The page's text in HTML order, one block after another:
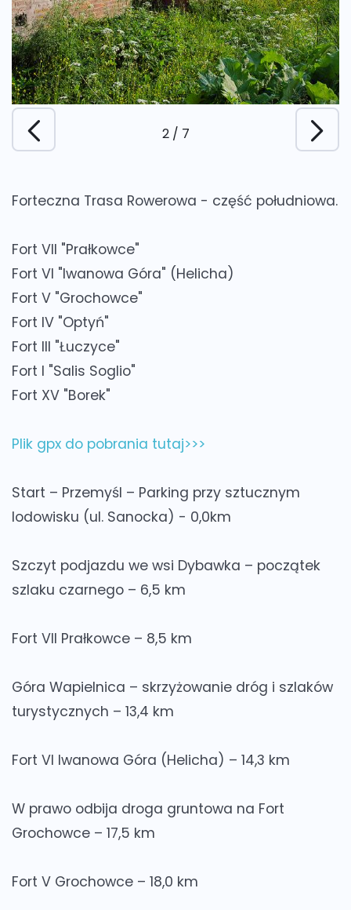
2/ 7
Forteczna Trasa Rowerowa - część południowa.
Fort VII "Prałkowce"
Fort VI "Iwanowa Góra" (Helicha)
Fort V "Grochowce"
Fort IV "Optyń"
Fort III "Łuczyce"
Fort I "Salis Soglio"
Fort XV "Borek"
Plik gpx do pobrania tutaj>>>
Start – Przemyśl – Parking przy sztucznym
lodowisku (ul. Sanocka) - 0,0km
Szczyt podjazdu we wsi Dybawka – początek
szlaku czarnego – 6,5 km
Fort VII Prałkowce – 8,5 km
Góra Wapielnica – skrzyżowanie dróg i szlaków
turystycznych – 13,4 km
Fort VI Iwanowa Góra (Helicha) – 14,3 km
W prawo odbija droga gruntowa na Fort
Grochowce – 17,5 km
Fort V Grochowce – 18,0 km